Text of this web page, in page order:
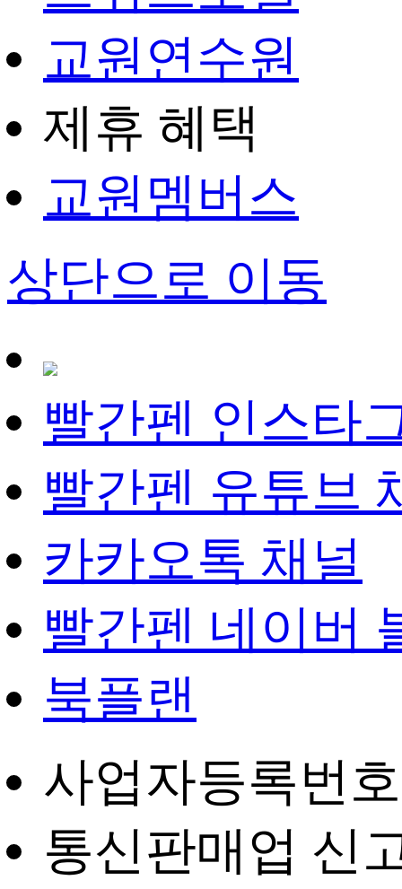
교원연수원
제휴 혜택
교원멤버스
상단으로 이동
빨간펜 인스타
빨간펜 유튜브
카카오톡 채널
빨간펜 네이버
북플랜
사업자등록번
통신판매업 신